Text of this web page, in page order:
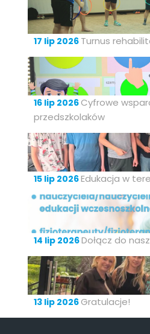
17 lip 2026 Turnus
16 lip 2026 Cyfrowe
przedszkolaków
15 lip 2026Edukacja w
14 lip 2026Dołącz do
13 lip 2026 Gratulacje!